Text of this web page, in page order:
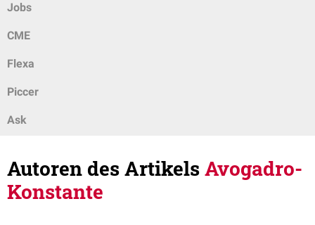
Jobs
CME
Flexa
Piccer
Ask
Autoren des ArtikelsAvogadro-
Konstante